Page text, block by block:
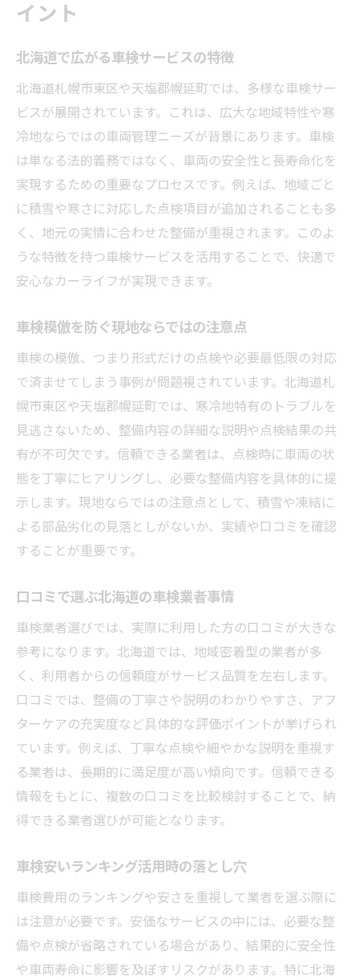
イント
北海道で広がる車検サービスの特徴
北海道札幌市東区や天塩郡幌延町では、多様な車検サー
ビスが展開されています。これは、広大な地域特性や寒
冷地ならではの車両管理ニーズが背景にあります。車検
は単なる法的義務ではなく、車両の安全性と長寿命化を
実現するための重要なプロセスです。例えば、地域ごと
に積雪や寒さに対応した点検項目が追加されることも多
く、地元の実情に合わせた整備が重視されます。このよ
うな特徴を持つ車検サービスを活用することで、快適で
安心なカーライフが実現できます。
車検模倣を防ぐ現地ならではの注意点
車検の模倣、つまり形式だけの点検や必要最低限の対応
で済ませてしまう事例が問題視されています。北海道札
幌市東区や天塩郡幌延町では、寒冷地特有のトラブルを
見逃さないため、整備内容の詳細な説明や点検結果の共
有が不可欠です。信頼できる業者は、点検時に車両の状
態を丁寧にヒアリングし、必要な整備内容を具体的に提
示します。現地ならではの注意点として、積雪や凍結に
よる部品劣化の見落としがないか、実績や口コミを確認
することが重要です。
口コミで選ぶ北海道の車検業者事情
車検業者選びでは、実際に利用した方の口コミが大きな
参考になります。北海道では、地域密着型の業者が多
く、利用者からの信頼度がサービス品質を左右します。
口コミでは、整備の丁寧さや説明のわかりやすさ、アフ
ターケアの充実度など具体的な評価ポイントが挙げられ
ています。例えば、丁寧な点検や細やかな説明を重視す
る業者は、長期的に満足度が高い傾向です。信頼できる
情報をもとに、複数の口コミを比較検討することで、納
得できる業者選びが可能となります。
車検安いランキング活用時の落とし穴
車検費用のランキングや安さを重視して業者を選ぶ際に
は注意が必要です。安価なサービスの中には、必要な整
備や点検が省略されている場合があり、結果的に安全性
や車両寿命に影響を及ぼすリスクがあります。特に北海